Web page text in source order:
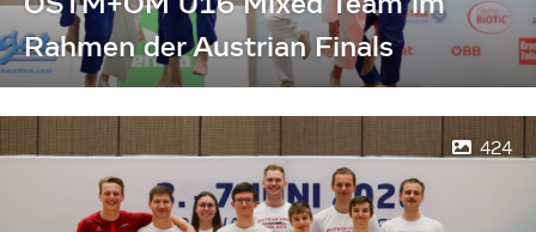
Rahmen der Austrian Finals
424